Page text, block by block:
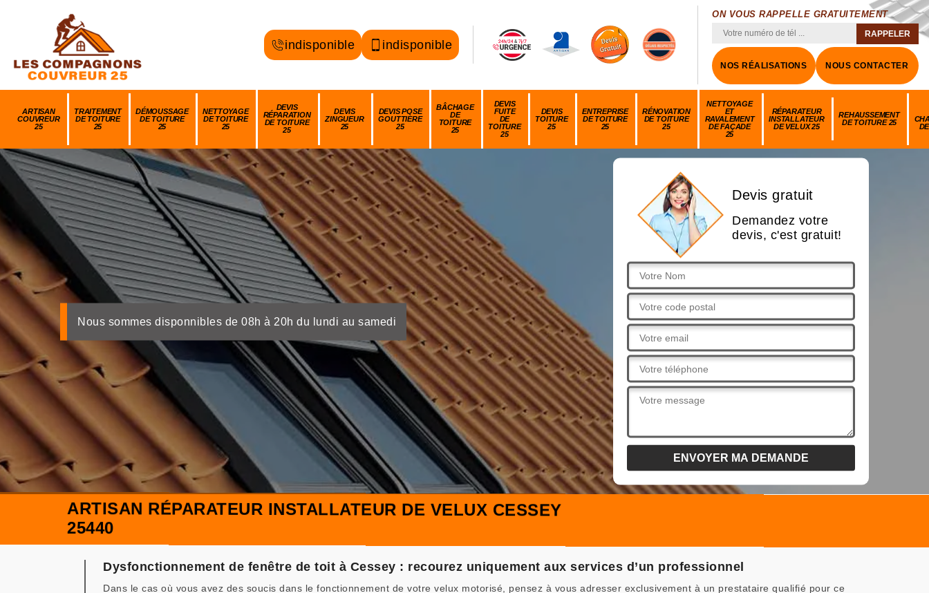
indisponible indisponible
ON VOUS RAPPELLE GRATUITEMENT
NOS RÉALISATIONS NOUS CONTACTER
ARTISAN
COUVREUR
25
TRAITEMENT
DE TOITURE
25
DÉMOUSSAGE
DE TOITURE
25
NETTOYAGE
DE TOITURE
25
DEVIS
RÉPARATION
DE TOITURE
25
DEVIS
ZINGUEUR
25
DEVIS POSE
GOUTTIÈRE
25
BÂCHAGE
DE
TOITURE
25
DEVIS
FUITE
DE
TOITURE
25
DEVIS
TOITURE
25
ENTREPRISE
DE TOITURE
25
RÉNOVATION
DE TOITURE
25
NETTOYAGE
ET
RAVALEMENT
DE FAÇADE
25
RÉPARATEUR
INSTALLATEUR
DE VELUX 25
REHAUSSEMENT
DE TOITURE 25
Nous sommes disponnibles de 08h à 20h du lundi au samedi
Devis gratuit
Demandez votre
devis, c'est gratuit!
ARTISAN RÉPARATEUR INSTALLATEUR DE VELUX CESSEY
25440
Dysfonctionnement de fenêtre de toit à Cessey : recourez uniquement aux services d’un professionnel
Dans le cas où vous avez des soucis dans le fonctionnement de votre velux motorisé, pensez à vous adresser exclusivement à un prestataire qualifié pour ce